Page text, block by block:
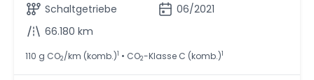
Schaltgetriebe
66.180 km
06/2021
110 g CO2/km (komb.)1 • CO2-Klasse C (komb.)1